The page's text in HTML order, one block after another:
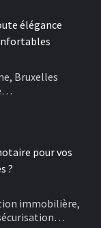
élégance
Bruxelles
pour vos
?
immobilière,